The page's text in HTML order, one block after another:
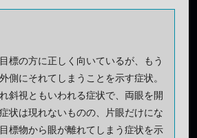
標の方に正しく向いているが、もう
側にそれてしまうことを示す症状。
斜視ともいわれる症状で、両眼を開
状は現れないものの、片眼だけにな
標物から眼が離れてしまう症状を示